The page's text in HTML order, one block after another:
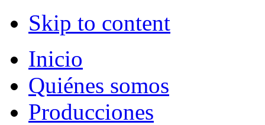
Skip to content
Inicio
Quiénes somos
Producciones